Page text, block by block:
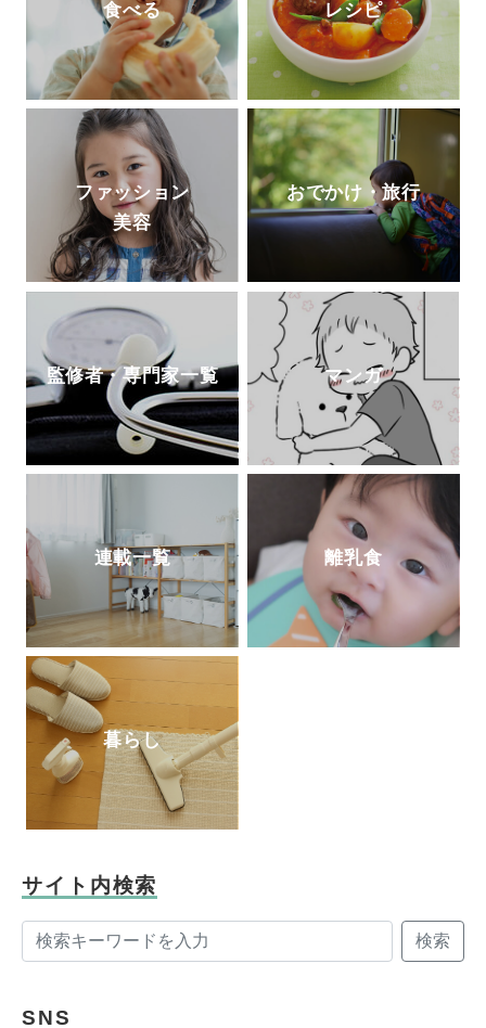
食べる レシピ
ファッション
美容
おでかけ・旅行
監修者・専門家一覧 マンガ
連載一覧 離乳食
暮らし
サイト内検索
検索
SNS